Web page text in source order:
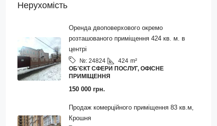
Нерухомість
Оренда двоповерхового окремо
розташованого приміщення 424 кв. м. в
центрі
№: 24824 424 m²
ОБ'ЄКТ СФЕРИ ПОСЛУГ, ОФІСНЕ
ПРИМІЩЕННЯ
150 000 грн.
Продаж комерційного приміщення 83 кв.м,
Крошня